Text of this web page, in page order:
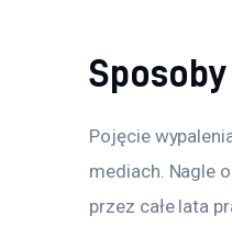
Pojęcie
mediach. Nagle
przez całe lata